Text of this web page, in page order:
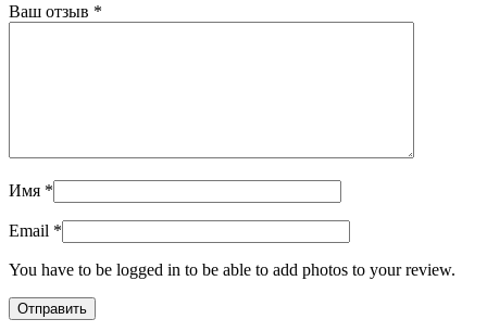
Ваш отзыв *
Имя *
Email *
You have to be logged in to be able to add photos to your review.